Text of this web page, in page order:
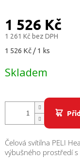
Přihlášení
1 526 Kč
1 261 Kč bez DPH
Měrná
1 526 Kč / 1 ks
Skladem
Čelová svítilna PELI
výbušného prostředí s